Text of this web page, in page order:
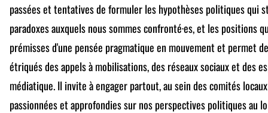
passées et tentatives de formuler les hypothèses politiques qui
paradoxes auxquels nous sommes confronté·es, et les positions
prémisses d'une pensée pragmatique en mouvement et permet
étriqués des appels à mobilisations, des réseaux sociaux et des
médiatique. Il invite à engager partout, au sein des comités
passionnées et approfondies sur nos perspectives politiques au